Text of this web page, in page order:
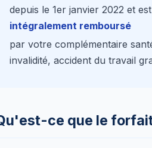
depuis le 1er janvier 2022 et est
intégralement remboursé
par votre complémentaire
invalidité, accident du travail
ce que le